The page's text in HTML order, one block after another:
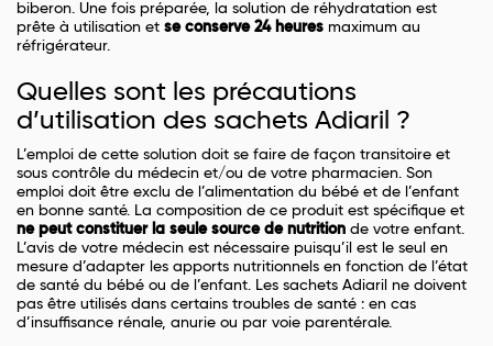
biberon. Une fois préparée, la solution de réhydratation est
prête à utilisation et se conserve 24 heures maximum au
réfrigérateur.
Quelles sont les précautions
d’utilisation des sachets Adiaril ?
L’emploi de cette solution doit se faire de façon transitoire et
sous contrôle du médecin et/ou de votre pharmacien. Son
emploi doit être exclu de l’alimentation du bébé et de l’enfant
en bonne santé. La composition de ce produit est spécifique et
ne peut constituer la seule source de nutrition de votre enfant.
L’avis de votre médecin est nécessaire puisqu’il est le seul en
mesure d’adapter les apports nutritionnels en fonction de l’état
de santé du bébé ou de l’enfant. Les sachets Adiaril ne doivent
pas être utilisés dans certains troubles de santé : en cas
d’insuffisance rénale, anurie ou par voie parentérale.